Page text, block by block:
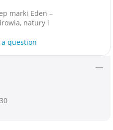
marki Eden –
natury i
a question